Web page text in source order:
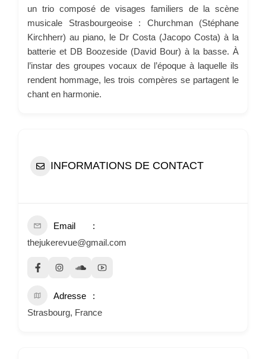
un trio composé de visages familiers de la scène
musicale Strasbourgeoise : Churchman (Stéphane
Kirchherr) au piano, le Dr Costa (Jacopo Costa) à la
batterie et DB Boozeside (David Bour) à la basse. À
l’instar des groupes vocaux de l’époque à laquelle ils
rendent hommage, les trois compères se partagent le
chant en harmonie.
INFORMATIONS DE CONTACT
Email
thejukerevue@gmail.com
Adresse
Strasbourg, France